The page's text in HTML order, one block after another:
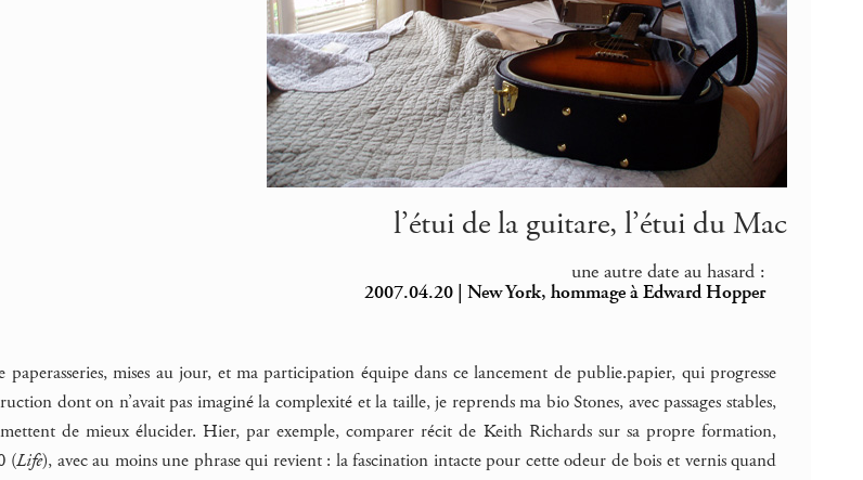
l’étui de la guitare, l’étui du Mac
une autre date au hasard :
2007.04.20 | New York, hommage à Edward Hopper
paperasseries, mises au jour, et ma participation équipe dans ce lancement de publie.papier, qui progresse
dont on n’avait pas imaginé la complexité et la taille, je reprends ma bio Stones, avec passages stables,
de mieux élucider. Hier, par exemple, comparer récit de Keith Richards sur sa propre formation,
(Life), avec au moins une phrase qui revient : la fascination intacte pour cette odeur de bois et vernis quand